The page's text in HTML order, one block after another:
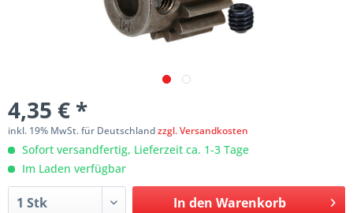
4,35 € *
inkl. 19% MwSt. für Deutschlandzzgl. Versandkosten
Sofort versandfertig, Lieferzeit ca. 1-3 Tage
Im Laden verfügbar
In den Warenkorb